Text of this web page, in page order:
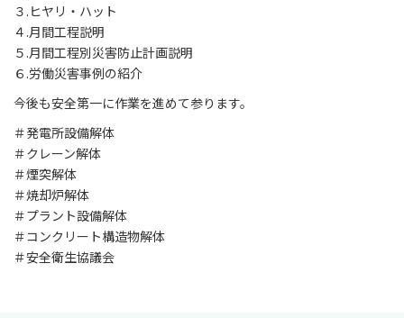
３.ヒヤリ・ハット
４.月間工程説明
５.月間工程別災害防止計画説明
６.労働災害事例の紹介
今後も安全第一に作業を進めて参ります。
＃発電所設備解体
＃クレーン解体
＃煙突解体
＃焼却炉解体
＃プラント設備解体
＃コンクリート構造物解体
＃安全衛生協議会